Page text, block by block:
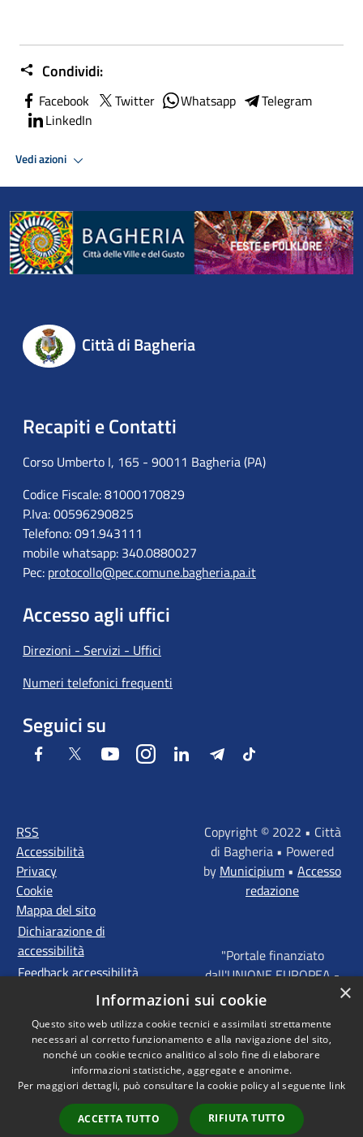
Condividi:
Facebook Twitter Whatsapp
Telegram
LinkedIn
Vedi azioni
Città di Bagheria
Recapiti e Contatti
Corso Umberto I, 165 - 90011 Bagheria (PA)
Codice Fiscale: 81000170829
P.Iva: 00596290825
Telefono: 091.943111
mobile whatsapp: 340.0880027
Pec: protocollo@pec.comune.bagheria.pa.it
Accesso agli uffici
Direzioni - Servizi - Uffici
Numeri telefonici frequenti
Seguici su
Facebook Twitter YoutubeInstagramLinkedIn TelegramTiktok
RSS
Accessibilità
Privacy
Cookie
Mappa del sito
Dichiarazione di
accessibilità
Feedback accessibilità
Copyright © 2022 • Città
di Bagheria • Powered
by Municipium • Accesso
redazione
"Portale finanziato
dall'UNIONE EUROPEA -
FONDI STRUTTURALI
EUROPEI - Programma
Operativo FESR Sicilia
2014 - 2020 Agenda
Urbana ITI "Palermo -
Bagheria"
×
Informazioni sui cookie
Questo sito web utilizza cookie tecnici e assimilati strettamente
necessari al corretto funzionamento e alla navigazione del sito,
nonché un cookie tecnico analitico al solo fine di elaborare
informazioni statistiche, aggregate e anonime.
Per maggiori dettagli, può consultare la cookie policy al seguente link
ACCETTA TUTTO RIFIUTA TUTTO